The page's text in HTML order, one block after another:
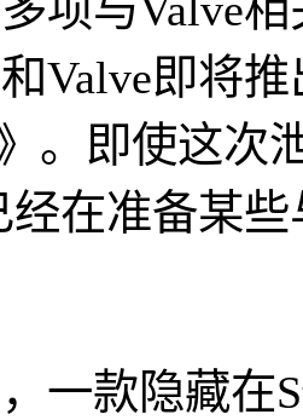
和Valve即将
》。即使这
经在准备某
一款隐藏在